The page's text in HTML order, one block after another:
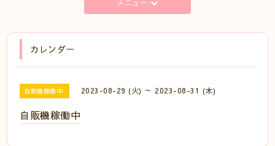
メニュー
カレンダー
自販機稼働中 2023-08-29 (火) ～ 2023-08-31 (木)
自販機稼働中